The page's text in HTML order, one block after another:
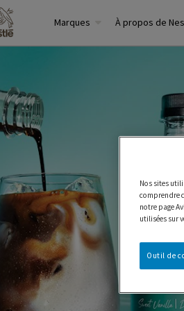
Marques À propos de
Nos sites
comprendre
notre page
utilisées sur
Outil de